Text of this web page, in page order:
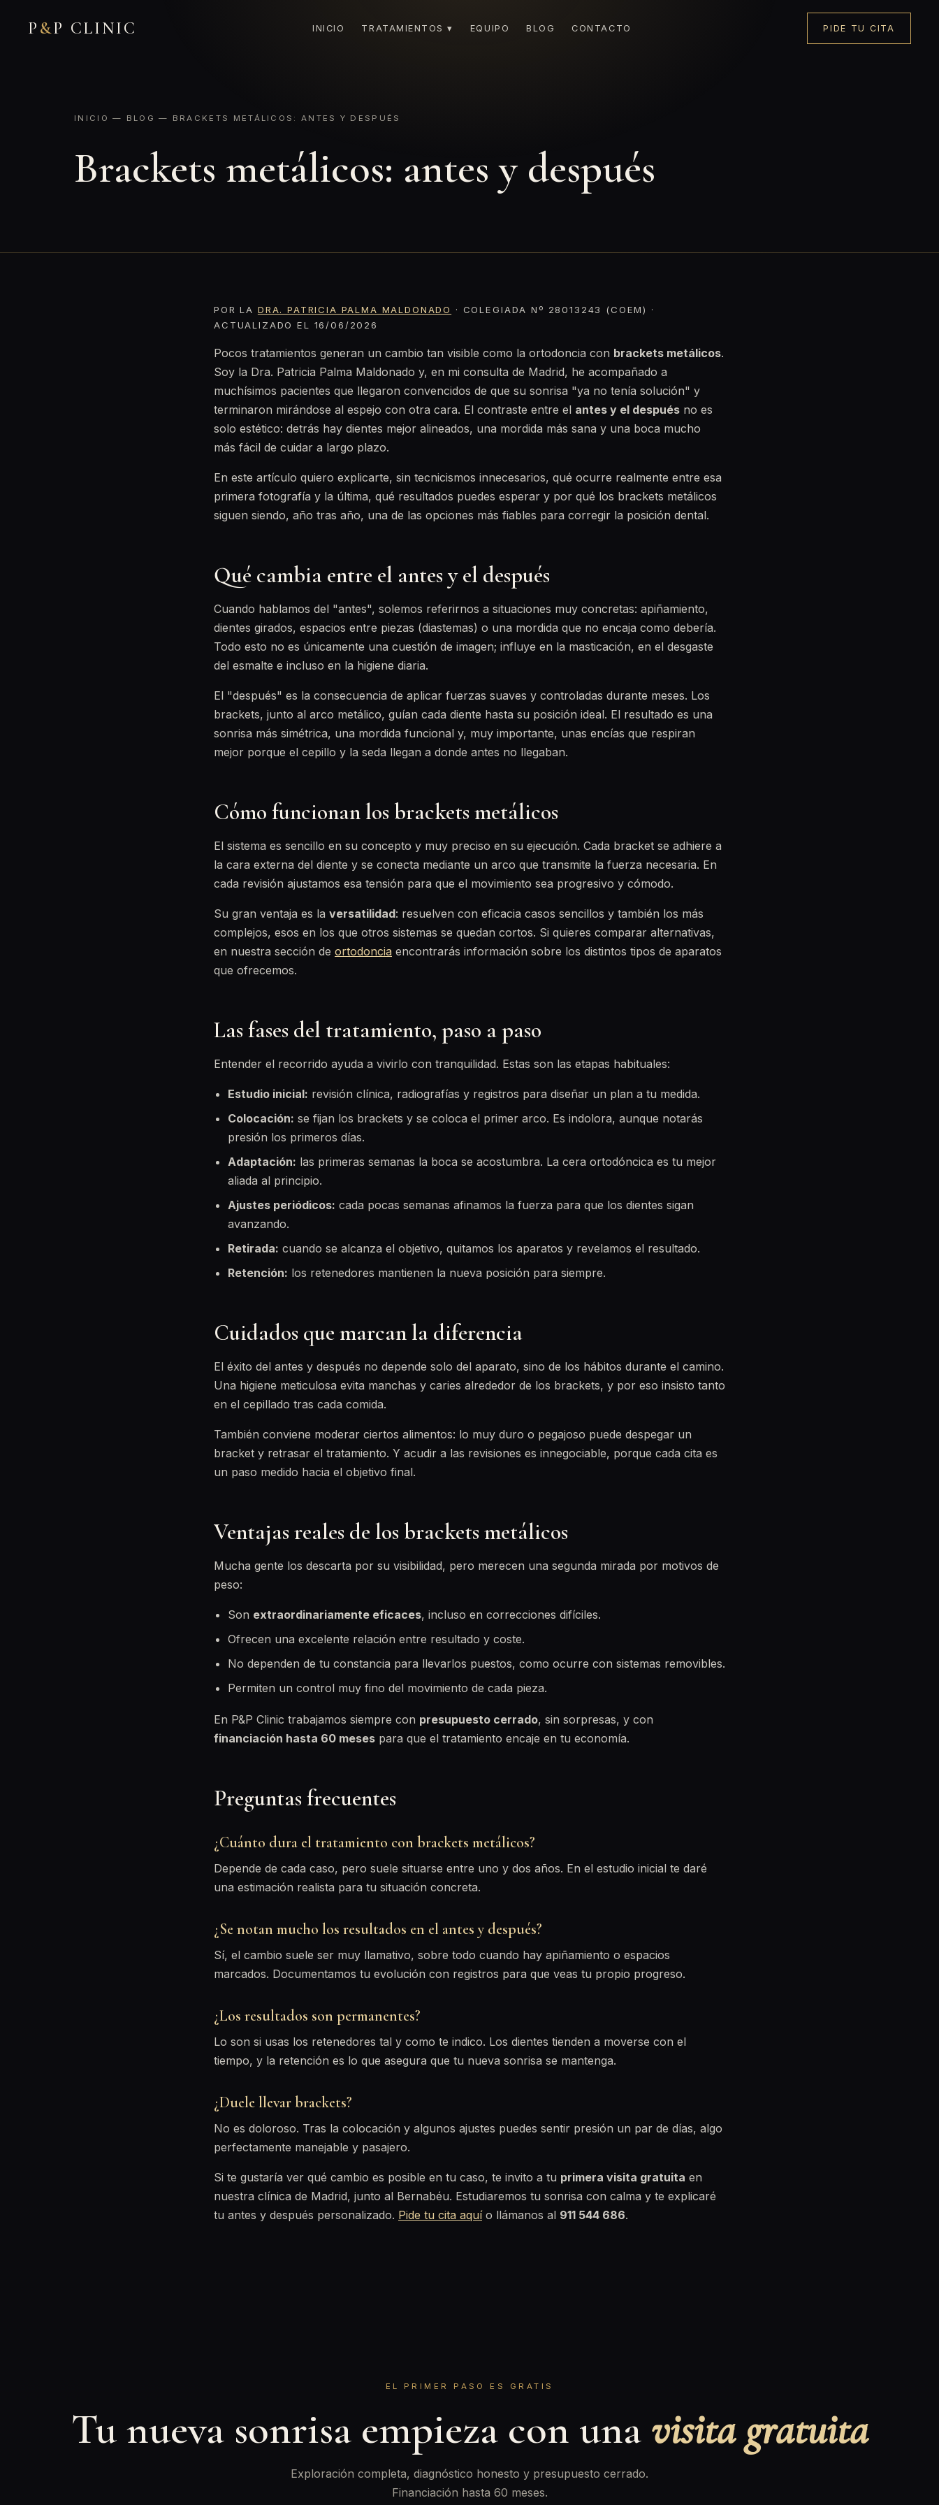
P &P CLINIC INICIO TRATAMIENTOS ▾ EQUIPO BLOG CONTACTO PIDE TU CITA
INICIO — BLOG — BRACKETS METÁLICOS: ANTES Y DESPUÉS
Brackets metálicos: antes y después
POR LA DRA. PATRICIA PALMA MALDONADO
· COLEGIADA Nº 28013243 (COEM) ·
ACTUALIZADO EL 16/06/2026
Pocos tratamientos generan un cambio tan visible como la ortodoncia con brackets metálicos.
Soy la Dra. Patricia Palma Maldonado y, en mi consulta de Madrid, he acompañado a
muchísimos pacientes que llegaron convencidos de que su sonrisa "ya no tenía solución" y
terminaron mirándose al espejo con otra cara. El contraste entre el antes y el después no es
solo estético: detrás hay dientes mejor alineados, una mordida más sana y una boca mucho
más fácil de cuidar a largo plazo.
En este artículo quiero explicarte, sin tecnicismos innecesarios, qué ocurre realmente entre esa
primera fotografía y la última, qué resultados puedes esperar y por qué los brackets metálicos
siguen siendo, año tras año, una de las opciones más fiables para corregir la posición dental.
Qué cambia entre el antes y el después
Cuando hablamos del "antes", solemos referirnos a situaciones muy concretas: apiñamiento,
dientes girados, espacios entre piezas (diastemas) o una mordida que no encaja como debería.
Todo esto no es únicamente una cuestión de imagen; influye en la masticación, en el desgaste
del esmalte e incluso en la higiene diaria.
El "después" es la consecuencia de aplicar fuerzas suaves y controladas durante meses. Los
brackets, junto al arco metálico, guían cada diente hasta su posición ideal. El resultado es una
sonrisa más simétrica, una mordida funcional y, muy importante, unas encías que respiran
mejor porque el cepillo y la seda llegan a donde antes no llegaban.
Cómo funcionan los brackets metálicos
El sistema es sencillo en su concepto y muy preciso en su ejecución. Cada bracket se adhiere a
la cara externa del diente y se conecta mediante un arco que transmite la fuerza necesaria. En
cada revisión ajustamos esa tensión para que el movimiento sea progresivo y cómodo.
Su gran ventaja es la versatilidad: resuelven con eficacia casos sencillos y también los más
complejos, esos en los que otros sistemas se quedan cortos. Si quieres comparar alternativas,
en nuestra sección de ortodoncia encontrarás información sobre los distintos tipos de aparatos
que ofrecemos.
Las fases del tratamiento, paso a paso
Entender el recorrido ayuda a vivirlo con tranquilidad. Estas son las etapas habituales:
Estudio inicial: revisión clínica, radiografías y registros para diseñar un plan a tu medida.
Colocación: se fijan los brackets y se coloca el primer arco. Es indolora, aunque notarás
presión los primeros días.
Adaptación: las primeras semanas la boca se acostumbra. La cera ortodóncica es tu mejor
aliada al principio.
Ajustes periódicos: cada pocas semanas afinamos la fuerza para que los dientes sigan
avanzando.
Retirada: cuando se alcanza el objetivo, quitamos los aparatos y revelamos el resultado.
Retención: los retenedores mantienen la nueva posición para siempre.
Cuidados que marcan la diferencia
El éxito del antes y después no depende solo del aparato, sino de los hábitos durante el camino.
Una higiene meticulosa evita manchas y caries alrededor de los brackets, y por eso insisto tanto
en el cepillado tras cada comida.
También conviene moderar ciertos alimentos: lo muy duro o pegajoso puede despegar un
bracket y retrasar el tratamiento. Y acudir a las revisiones es innegociable, porque cada cita es
un paso medido hacia el objetivo final.
Ventajas reales de los brackets metálicos
Mucha gente los descarta por su visibilidad, pero merecen una segunda mirada por motivos de
peso:
Son extraordinariamente eficaces, incluso en correcciones difíciles.
Ofrecen una excelente relación entre resultado y coste.
No dependen de tu constancia para llevarlos puestos, como ocurre con sistemas removibles.
Permiten un control muy fino del movimiento de cada pieza.
En P&P Clinic trabajamos siempre con presupuesto cerrado, sin sorpresas, y con
financiación hasta 60 meses para que el tratamiento encaje en tu economía.
Preguntas frecuentes
¿Cuánto dura el tratamiento con brackets metálicos?
Depende de cada caso, pero suele situarse entre uno y dos años. En el estudio inicial te daré
una estimación realista para tu situación concreta.
¿Se notan mucho los resultados en el antes y después?
Sí, el cambio suele ser muy llamativo, sobre todo cuando hay apiñamiento o espacios
marcados. Documentamos tu evolución con registros para que veas tu propio progreso.
¿Los resultados son permanentes?
Lo son si usas los retenedores tal y como te indico. Los dientes tienden a moverse con el
tiempo, y la retención es lo que asegura que tu nueva sonrisa se mantenga.
¿Duele llevar brackets?
No es doloroso. Tras la colocación y algunos ajustes puedes sentir presión un par de días, algo
perfectamente manejable y pasajero.
Si te gustaría ver qué cambio es posible en tu caso, te invito a tu primera visita gratuita en
nuestra clínica de Madrid, junto al Bernabéu. Estudiaremos tu sonrisa con calma y te explicaré
tu antes y después personalizado. Pide tu cita aquío llámanos al 911 544 686.
EL PRIMER PASO ES GRATIS
Tu nueva sonrisa empieza con una visita gratuita
Exploración completa, diagnóstico honesto y presupuesto cerrado.
Financiación hasta 60 meses.